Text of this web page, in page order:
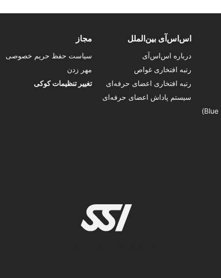
اس‌اس‌آی بین‌الملل
درباره اس‌اس‌آی
رتبه افتخاری غواص
رتبه افتخاری اعضای حرفه‌ای
سیستم پاداش اعضای حرفه‌ای
مجاز
سیاست حفظ حریم خصوصی
مهر زدن
تغییر تنظیمات کوکی